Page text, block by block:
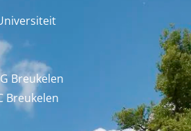
Breukelen
Breukelen